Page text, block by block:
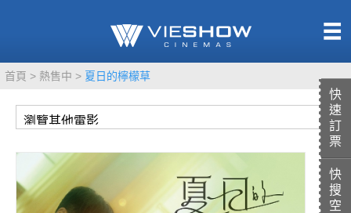
快
速
訂
票
快
搜
空
首頁 熱售中 夏日的檸檬草
TITAN SCREEN
MUCROWN
影城餐飲
UNICORN